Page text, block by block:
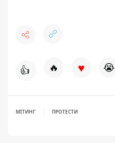
👍 🔥 ♥ 😭
МІТИНГ ПРОТЕСТИ